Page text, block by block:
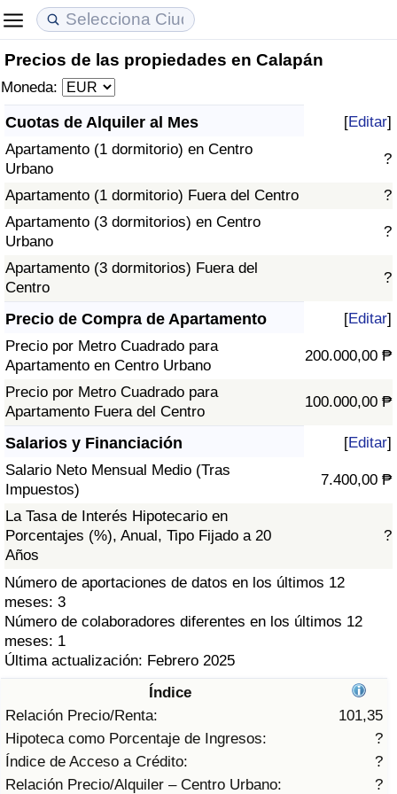
Precios de las propiedades en Calapán
Moneda:
Cuotas de Alquiler al Mes [Editar]
Apartamento (1 dormitorio) en Centro
Urbano
?
Apartamento (1 dormitorio) Fuera del Centro
?
Apartamento (3 dormitorios) en Centro
Urbano
?
Apartamento (3 dormitorios) Fuera del
Centro
?
Precio de Compra de Apartamento [Editar]
Precio por Metro Cuadrado para
Apartamento en Centro Urbano
200.000,00 ₱
Precio por Metro Cuadrado para
Apartamento Fuera del Centro
100.000,00 ₱
Salarios y Financiación [Editar]
Salario Neto Mensual Medio (Tras
Impuestos)
7.400,00 ₱
La Tasa de Interés Hipotecario en
Porcentajes (%), Anual, Tipo Fijado a 20
Años
?
Número de aportaciones de datos en los últimos 12
meses: 3
Número de colaboradores diferentes en los últimos 12
meses: 1
Última actualización: Febrero 2025
Índice
Relación Precio/Renta:
101,35
Hipoteca como Porcentaje de Ingresos:
?
Índice de Acceso a Crédito:
?
Relación Precio/Alquiler – Centro Urbano:
?
Coste de vida
Índice de Costo de Vida (Actual)
Índice de Costo de Vida
Índice de costo de vida por país
en aqaba
Precios de las propiedades
Índice de Precios de Inmuebles (Actual)
Índice de Precios de Inmuebles
Índice de Precios de Inmuebles por País
Calidad de Vida
Índice de Calidad de Vida
Índice de Calidad de Vida (Actual)
Índice de calidad de vida por país
Delincuencia
Calificación del Índice de Criminalidad
(Actual)
Índice de Criminalidad
Índice de criminalidad por país
Sanidad
Índice de Sanidad (Actual)
Índice de Sanidad
Índice de Sanidad por País
Contaminación
Índice de Contaminación (Actual)
Índice de contaminación
Índice de Contaminación por País